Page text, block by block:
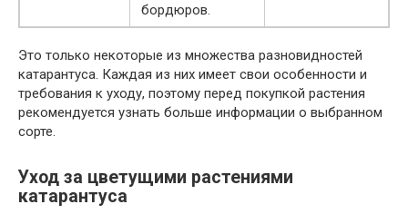
бордюров.
Это только некоторые из множества разновидностей
катарантуса. Каждая из них имеет свои особенности и
требования к уходу, поэтому перед покупкой растения
рекомендуется узнать больше информации о выбранном
сорте.
Уход за цветущими растениями
катарантуса